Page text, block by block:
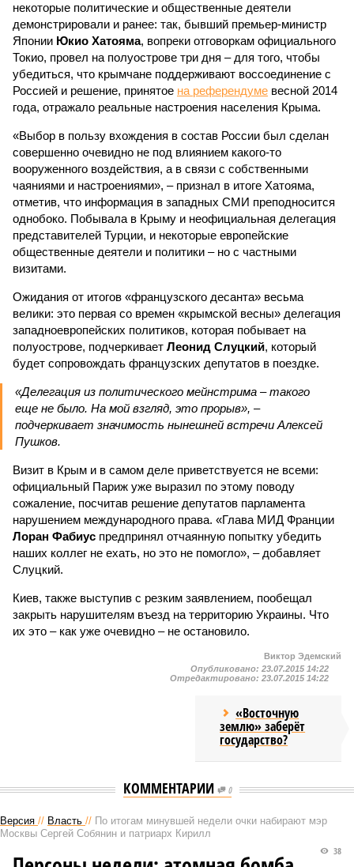
некоторые политические и общественные деятели
демонстрировали и ранее: так, бывший премьер-министр
Японии Юкио Хатояма, вопреки отговоркам официального
Токио, провел на полуострове три дня – для того, чтобы
убедиться, что крымчане поддерживают воссоединение с
Россией и решение, принятое на референдуме весной 2014
года, отражало реальные настроения населения Крыма.
«Выбор в пользу вхождения в состав России был сделан
совершенно очевидно не под влиянием какого-то
вооруженного воздействия, а в связи с собственными
чаяниями и настроениями», – признал в итоге Хатояма,
отметив, что информация в западных СМИ преподносится
однобоко. Побывала в Крыму и неофициальная делегация
представителей Турции, и некоторые европейские
общественные деятели и политики – но с частными
визитами.
Ожидания от итогов «французского десанта» весьма
велики: это первая со времен «крымской весны» делегация
западноевропейских политиков, которая побывает на
полуострове, подчеркивает Леонид Слуцкий, который
будет сопровождать французских депутатов в поездке.
«Делегация из политического мейнстрима – такого
еще не было. На мой взгляд, это прорыв», –
подчеркивает значимость нынешней встречи Алексей
Пушков.
Визит в Крым и в самом деле приветствуется не всеми:
официальный Париж уже выразил по этому поводу
сожаление, посчитав решение депутатов парламента
нарушением международного права. «Глава МИД Франции
Лоран Фабиус предпринял отчаянную попытку убедить
наших коллег не ехать, но это не помогло», – добавляет
Слуцкий.
Киев, также выступив с резким заявлением, пообещал
закрыть нарушителям въезд на территорию Украины. Что
их это – как уже очевидно – не остановило.
Виктор Эдемский
Опубликовано: 23.07.2015 14:22
Отредактировано: 23.07.2015 14:22
«Восточную
землю» заберёт
государство?
КОММЕНТАРИИ 0
Версия // Власть // По итогам минувшей недели очки набирают мэр
Москвы Сергей Собянин и патриарх Кирилл
38